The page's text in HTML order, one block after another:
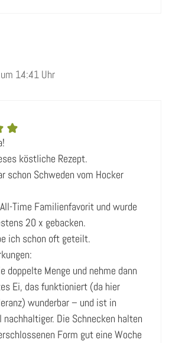
14:41 Uhr
köstliche Rezept.
schon Schweden vom Hocker
Time Familienfavorit und wurde
20 x gebacken.
ich schon oft geteilt.
doppelte Menge und nehme dann
Ei, das funktioniert (da hier
wunderbar – und ist in
nachhaltiger. Die Schnecken halten
Form gut eine Woche